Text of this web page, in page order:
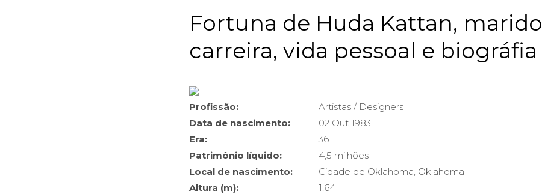
Fortuna de Huda Kattan,
carreira, vida pessoal e biográfia
Profissão:
Artistas / Designers
Data de nascimento:
02 Out 1983
Era:
36.
Patrimônio líquido:
4,5 milhões
Local de nascimento:
Cidade de Oklahoma, Oklahoma
Altura (m):
1,64